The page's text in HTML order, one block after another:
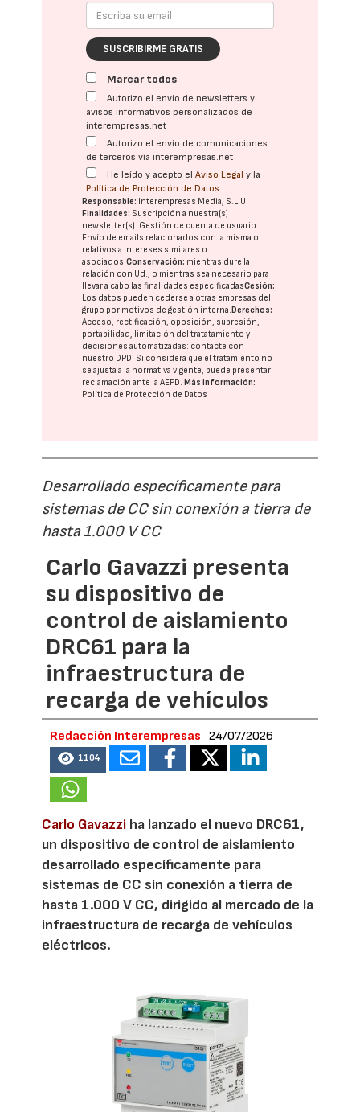
SUSCRIBIRME GRATIS
Marcar todos
Autorizo el envío de newsletters y
avisos informativos personalizados de
interempresas.net
Autorizo el envío de comunicaciones
de terceros vía interempresas.net
He leído y acepto elAviso Legal y la
Política de Protección de Datos
Responsable: Interempresas Media, S.L.U.
Finalidades: Suscripción a nuestra(s)
newsletter(s). Gestión de cuenta de usuario.
Envío de emails relacionados con la misma o
relativos a intereses similares o
asociados.Conservación: mientras dure la
relación con Ud., o mientras sea necesario para
llevar a cabo las finalidades especificadasCesión:
Los datos pueden cederse a otras empresas del
grupo por motivos de gestión interna. Derechos:
Acceso, rectificación, oposición, supresión,
portabilidad, limitación del tratatamiento y
decisiones automatizadas: contacte con
nuestro DPD. Si considera que el tratamiento no
se ajusta a la normativa vigente, puede presentar
reclamación ante laAEPD. Más información:
Política de Protección de Datos
Desarrollado específicamente para
sistemas de CC sin conexión a tierra de
hasta 1.000 V CC
Carlo Gavazzi presenta
su dispositivo de
control de aislamiento
DRC61 para la
infraestructura de
recarga de vehículos
Redacción Interempresas 24/07/2026
1104
Carlo Gavazzi ha lanzado el nuevo DRC61,
un dispositivo de control de aislamiento
desarrollado específicamente para
sistemas de CC sin conexión a tierra de
hasta 1.000 V CC, dirigido al mercado de la
infraestructura de recarga de vehículos
eléctricos.